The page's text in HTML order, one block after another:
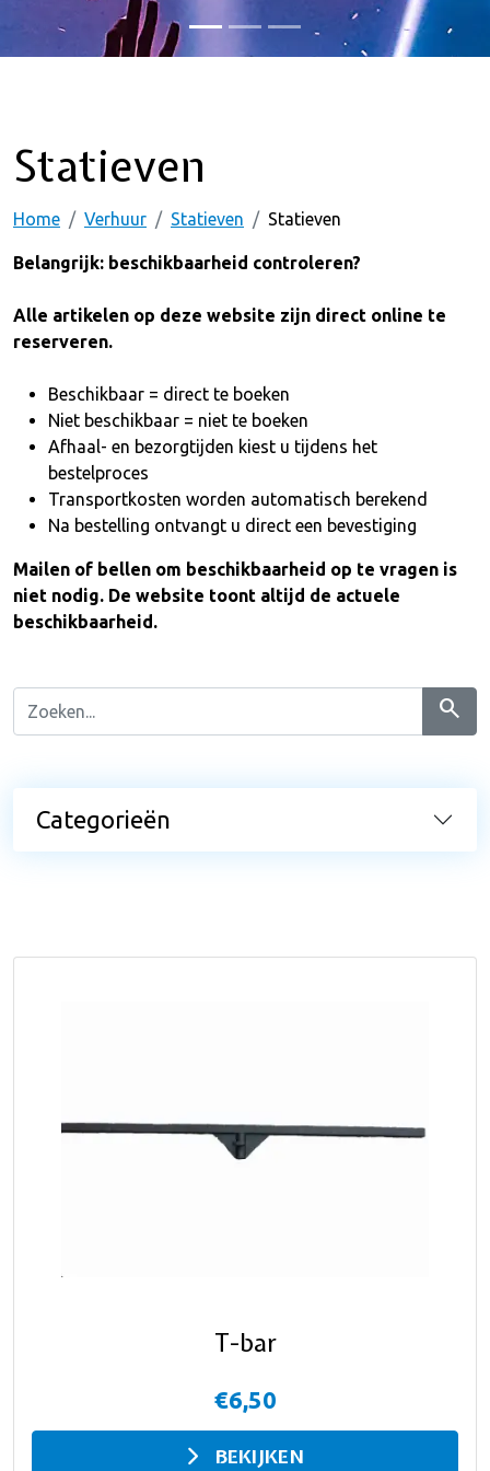
Statieven
Home Verhuur Statieven Statieven
Belangrijk: beschikbaarheid controleren?
Alle artikelen op deze website zijn direct online te
reserveren.
Beschikbaar = direct te boeken
Niet beschikbaar = niet te boeken
Afhaal- en bezorgtijden kiest u tijdens het
bestelproces
Transportkosten worden automatisch berekend
Na bestelling ontvangt u direct een bevestiging
Mailen of bellen om beschikbaarheid op te vragen is
niet nodig. De website toont altijd de actuele
beschikbaarheid.
search
Categorieën
T-bar
€6,50
BEKIJKEN